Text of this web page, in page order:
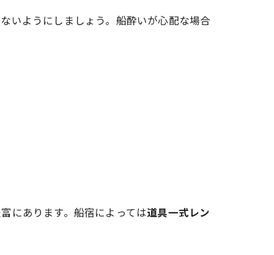
いようにしましょう。船酔いが心配な場合
にあります。船宿によっては道具一式レン